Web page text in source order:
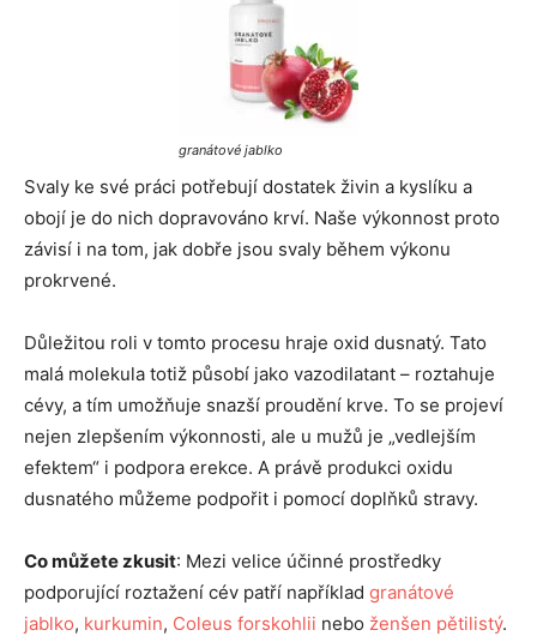
granátové jablko
Svaly ke své práci potřebují dostatek živin a kyslíku a
obojí je do nich dopravováno krví. Naše výkonnost proto
závisí i na tom, jak dobře jsou svaly během výkonu
prokrvené.
Důležitou roli v tomto procesu hraje oxid dusnatý. Tato
malá molekula totiž působí jako vazodilatant – roztahuje
cévy, a tím umožňuje snazší proudění krve. To se projeví
nejen zlepšením výkonnosti, ale u mužů je „vedlejším
efektem“ i podpora erekce. A právě produkci oxidu
dusnatého můžeme podpořit i pomocí doplňků stravy.
Co můžete zkusit: Mezi velice účinné prostředky
podporující roztažení cév patří například granátové
jablko, kurkumin, Coleus forskohlii nebo ženšen pětilistý.